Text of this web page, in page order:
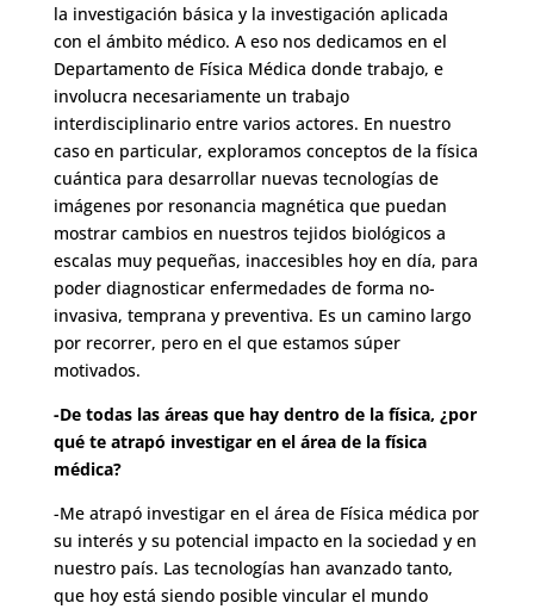
la investigación básica y la investigación aplicada
con el ámbito médico. A eso nos dedicamos en el
Departamento de Física Médica donde trabajo, e
involucra necesariamente un trabajo
interdisciplinario entre varios actores. En nuestro
caso en particular, exploramos conceptos de la física
cuántica para desarrollar nuevas tecnologías de
imágenes por resonancia magnética que puedan
mostrar cambios en nuestros tejidos biológicos a
escalas muy pequeñas, inaccesibles hoy en día, para
poder diagnosticar enfermedades de forma no-
invasiva, temprana y preventiva. Es un camino largo
por recorrer, pero en el que estamos súper
motivados.
-De todas las áreas que hay dentro de la física, ¿por
qué te atrapó investigar en el área de la física
médica?
-Me atrapó investigar en el área de Física médica por
su interés y su potencial impacto en la sociedad y en
nuestro país. Las tecnologías han avanzado tanto,
que hoy está siendo posible vincular el mundo